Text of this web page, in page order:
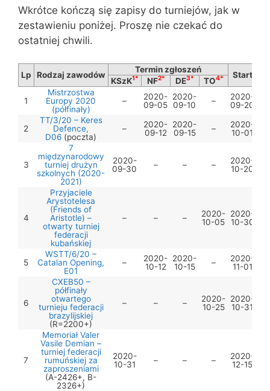
Wkrótce kończą się zapisy do turniejów, jak w
zestawieniu poniżej. Proszę nie czekać do
ostatniej chwili.
Lp Rodzaj zawodów
Termin zgłoszeń
Start
KSzK1* NF2* DE3* TO4*
1
Mistrzostwa
Europy 2020
(półfinały)
–
2020-
09-05
2020-
09-10
–
2020-
09-20
2
TT/3/20 – Keres
Defence,
D06 (poczta)
–
2020-
09-12
2020-
09-15
–
2020-
10-01
3
7
międzynarodowy
turniej drużyn
szkolnych (2020-
2021)
2020-
09-30
– – –
2020-
10-20
4
Przyjaciele
Arystotelesa
(Friends of
Aristotle) –
otwarty turniej
federacji
kubańskiej
– – –
2020-
10-05
2020-
10-30
5
WSTT/6/20 –
Catalan Opening,
E01
–
2020-
10-12
2020-
10-15
–
2020-
11-01
6
CXEB50 –
półfinały
otwartego
turnieju federacji
brazylijskiej
(R=2200+)
– – –
2020-
10-25
2020-
10-31
7
Memoriał Valer
Vasile Demian –
turniej federacji
rumuńskiej za
zaproszeniami
(A-2426+, B-
2326+)
2020-
10-31
– – –
2020-
12-15